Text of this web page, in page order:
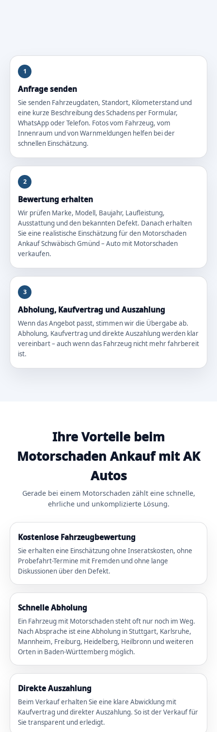
1
Anfrage senden
Sie senden Fahrzeugdaten, Standort, Kilometerstand und
eine kurze Beschreibung des Schadens per Formular,
WhatsApp oder Telefon. Fotos vom Fahrzeug, vom
Innenraum und von Warnmeldungen helfen bei der
schnellen Einschätzung.
2
Bewertung erhalten
Wir prüfen Marke, Modell, Baujahr, Laufleistung,
Ausstattung und den bekannten Defekt. Danach erhalten
Sie eine realistische Einschätzung für den Motorschaden
Ankauf Schwäbisch Gmünd – Auto mit Motorschaden
verkaufen.
3
Abholung, Kaufvertrag und Auszahlung
Wenn das Angebot passt, stimmen wir die Übergabe ab.
Abholung, Kaufvertrag und direkte Auszahlung werden klar
vereinbart – auch wenn das Fahrzeug nicht mehr fahrbereit
ist.
Ihre Vorteile beim
Motorschaden Ankauf mit AK
Autos
Gerade bei einem Motorschaden zählt eine schnelle,
ehrliche und unkomplizierte Lösung.
Kostenlose Fahrzeugbewertung
Sie erhalten eine Einschätzung ohne Inseratskosten, ohne
Probefahrt-Termine mit Fremden und ohne lange
Diskussionen über den Defekt.
Schnelle Abholung
Ein Fahrzeug mit Motorschaden steht oft nur noch im Weg.
Nach Absprache ist eine Abholung in Stuttgart, Karlsruhe,
Mannheim, Freiburg, Heidelberg, Heilbronn und weiteren
Orten in Baden-Württemberg möglich.
Direkte Auszahlung
Beim Verkauf erhalten Sie eine klare Abwicklung mit
Kaufvertrag und direkter Auszahlung. So ist der Verkauf für
Sie transparent und erledigt.